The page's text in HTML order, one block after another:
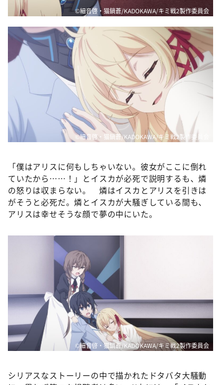
©細音啓・猫鍋蒼/KADOKAWA/キミ戦2製作委員会
©細音啓・猫鍋蒼/KADOKAWA/キミ戦2製作委員会
「僕はアリスに何もしちゃいない。彼女がここに倒れ
ていたから……！」とイスカが必死で説明するも、燐
の怒りは収まらない。 燐はイスカとアリスを引きは
がそうと必死だ。燐とイスカが大騒ぎしている間も、
アリスは幸せそうな顔で夢の中にいた。
©細音啓・猫鍋蒼/KADOKAWA/キミ戦2製作委員会
シリアスなストーリーの中で描かれたドタバタ大騒動